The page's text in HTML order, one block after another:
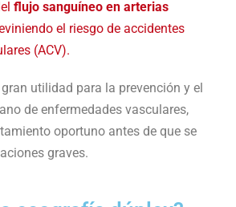
flujo sanguíneo en arterias
el riesgo de accidentes
(ACV).
utilidad para la prevención y el
de enfermedades vasculares,
oportuno antes de que se
graves.